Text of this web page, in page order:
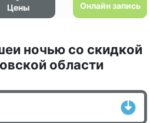
Цены Онлайн запись
ночью со скидкой
области